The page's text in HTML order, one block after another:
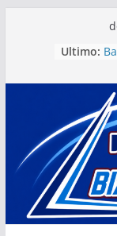
Ultimo:
Il
Il